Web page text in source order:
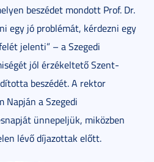
beszédet mondott Prof. Dr.
egy jó problémát, kérdezni egy
jelenti” – a Szegedi
jól érzékeltető Szent-
beszédét. A rektor
Napján a Szegedi
ünnepeljük, miközben
lévő díjazottak előtt.